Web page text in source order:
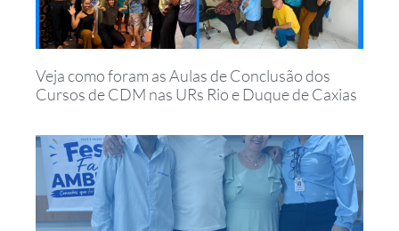
Veja como foram as Aulas de Conclusão dos
Cursos de CDM nas URs Rio e Duque de Caxias